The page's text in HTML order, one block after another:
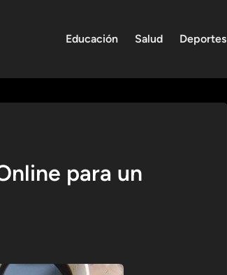
Educación Salud Deportes
para un